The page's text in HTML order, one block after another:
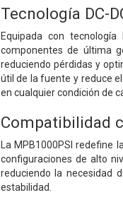
Tecnología DC-
Equipada con
componentes de última
reduciendo pérdidas y
útil de la fuente y reduce
en cualquier condición de
Compatibilidad
La MPB1000PSI redefine
configuraciones de alto
reduciendo la necesidad
estabilidad.